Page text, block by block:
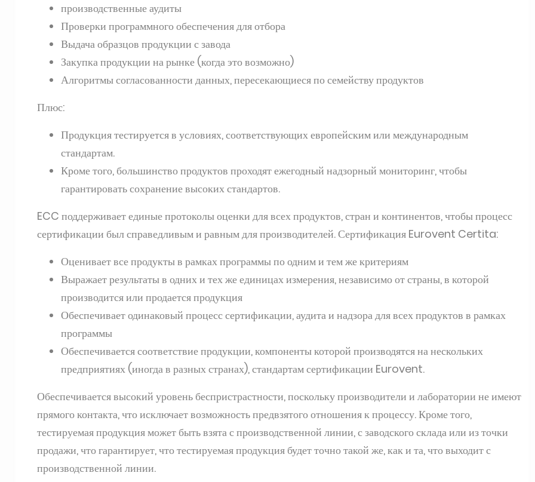
производственные аудиты
Проверки программного обеспечения для отбора
Выдача образцов продукции с завода
Закупка продукции на рынке (когда это возможно)
Алгоритмы согласованности данных, пересекающиеся по семейству продуктов
Плюс:
Продукция тестируется в условиях, соответствующих европейским или международным
стандартам.
Кроме того, большинство продуктов проходят ежегодный надзорный мониторинг, чтобы
гарантировать сохранение высоких стандартов.
ECC поддерживает единые протоколы оценки для всех продуктов, стран и континентов, чтобы процесс
сертификации был справедливым и равным для производителей. Сертификация Eurovent Certita:
Оценивает все продукты в рамках программы по одним и тем же критериям
Выражает результаты в одних и тех же единицах измерения, независимо от страны, в которой
производится или продается продукция
Обеспечивает одинаковый процесс сертификации, аудита и надзора для всех продуктов в рамках
программы
Обеспечивается соответствие продукции, компоненты которой производятся на нескольких
предприятиях (иногда в разных странах), стандартам сертификации Eurovent.
Обеспечивается высокий уровень беспристрастности, поскольку производители и лаборатории не имеют
прямого контакта, что исключает возможность предвзятого отношения к процессу. Кроме того,
тестируемая продукция может быть взята с производственной линии, с заводского склада или из точки
продажи, что гарантирует, что тестируемая продукция будет точно такой же, как и та, что выходит с
производственной линии.